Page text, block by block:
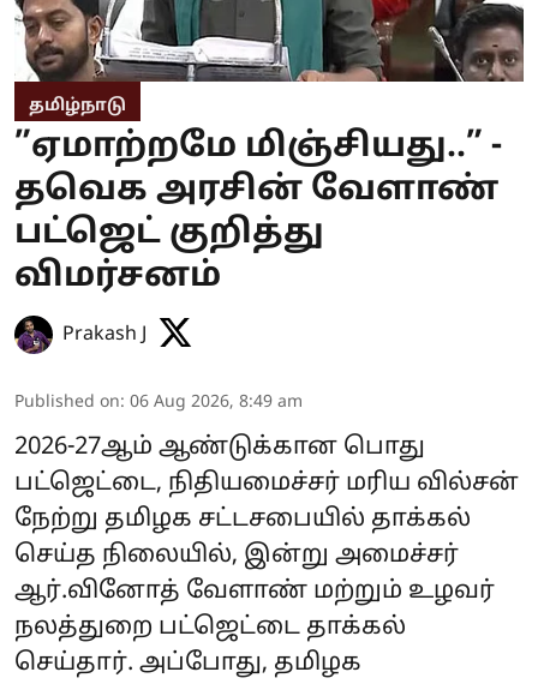
தமிழ்நாடு
”ஏமாற்றமே மிஞ்சியது..” -
தவெக அரசின் வேளாண்
பட்ஜெட் குறித்து
விமர்சனம்
Prakash J
Published on: 06 Aug 2026, 8:49 am
2026-27ஆம் ஆண்டுக்கான பொது
பட்ஜெட்டை, நிதியமைச்சர் மரிய வில்சன்
நேற்று தமிழக சட்டசபையில் தாக்கல்
செய்த நிலையில், இன்று அமைச்சர்
ஆர்.வினோத் வேளாண் மற்றும் உழவர்
நலத்துறை பட்ஜெட்டை தாக்கல்
செய்தார். அப்போது, தமிழக